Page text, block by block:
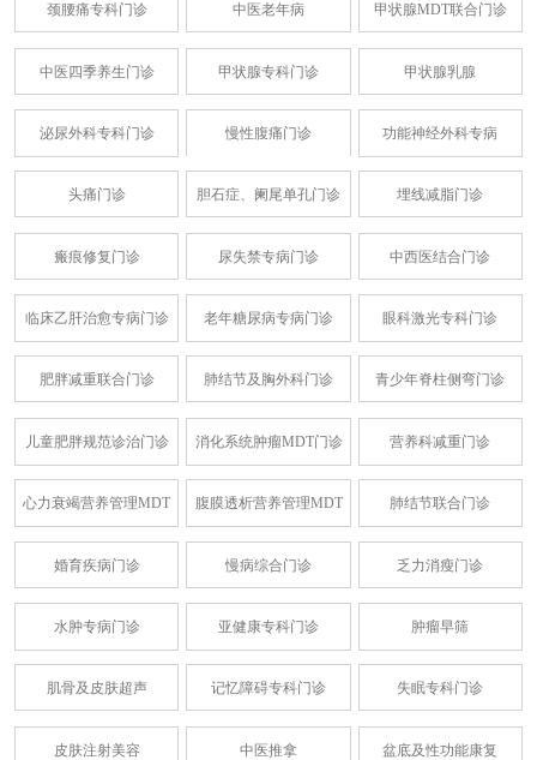
颈腰痛专科门诊 中医老年病 甲状腺MDT联合门诊
中医四季养生门诊 甲状腺专科门诊 甲状腺乳腺
泌尿外科专科门诊 慢性腹痛门诊 功能神经外科专病
头痛门诊 胆石症、阑尾单孔门诊 埋线减脂门诊
瘢痕修复门诊 尿失禁专病门诊 中西医结合门诊
临床乙肝治愈专病门诊 老年糖尿病专病门诊 眼科激光专科门诊
肥胖减重联合门诊 肺结节及胸外科门诊 青少年脊柱侧弯门诊
儿童肥胖规范诊治门诊 消化系统肿瘤MDT门诊 营养科减重门诊
心力衰竭营养管理MDT 腹膜透析营养管理MDT 肺结节联合门诊
婚育疾病门诊 慢病综合门诊 乏力消瘦门诊
水肿专病门诊 亚健康专科门诊 肿瘤早筛
肌骨及皮肤超声 记忆障碍专科门诊 失眠专科门诊
皮肤注射美容 中医推拿 盆底及性功能康复